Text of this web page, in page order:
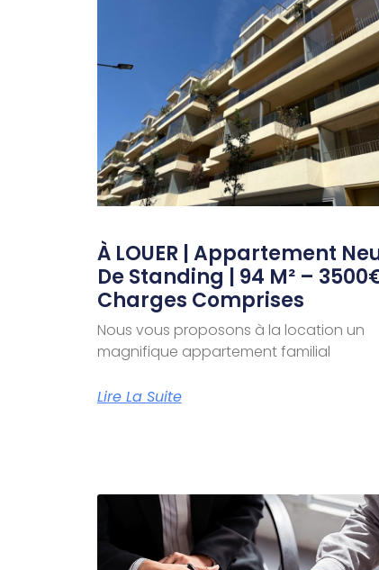
À LOUER | Appartement
De Standing | 94 M² –
Charges Comprises
Nous vous proposons à la location un
magnifique appartement familial
Lire La Suite